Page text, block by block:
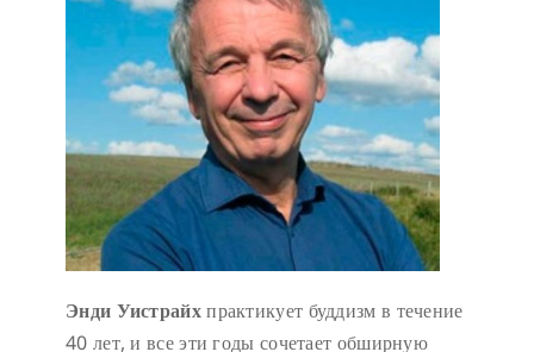
Энди Уистрайхпрактикует буддизм в течение
40 лет, и все эти годы сочетает обширную